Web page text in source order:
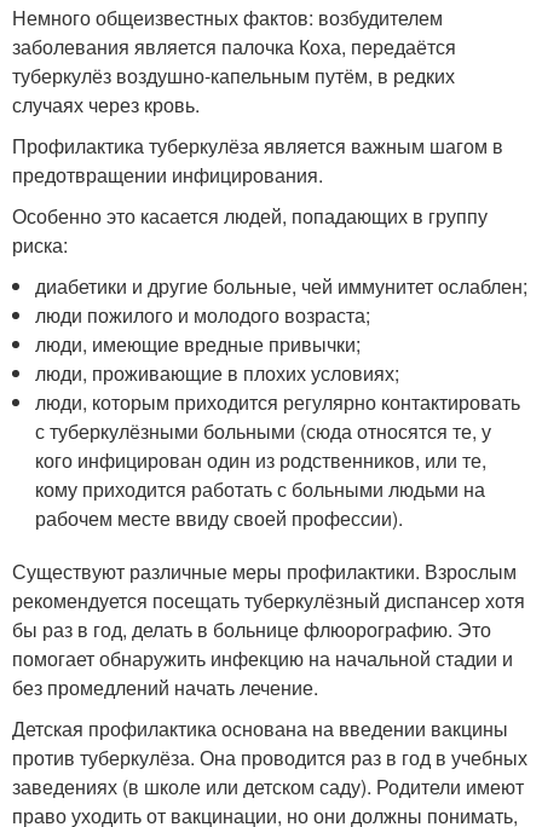
Немного общеизвестных фактов: возбудителем
заболевания является палочка Коха, передаётся
туберкулёз воздушно-капельным путём, в редких
случаях через кровь.
Профилактика туберкулёза является важным шагом в
предотвращении инфицирования.
Особенно это касается людей, попадающих в группу
риска:
диабетики и другие больные, чей иммунитет ослаблен;
люди пожилого и молодого возраста;
люди, имеющие вредные привычки;
люди, проживающие в плохих условиях;
люди, которым приходится регулярно контактировать
с туберкулёзными больными (сюда относятся те, у
кого инфицирован один из родственников, или те,
кому приходится работать с больными людьми на
рабочем месте ввиду своей профессии).
Существуют различные меры профилактики. Взрослым
рекомендуется посещать туберкулёзный диспансер хотя
бы раз в год, делать в больнице флюорографию. Это
помогает обнаружить инфекцию на начальной стадии и
без промедлений начать лечение.
Детская профилактика основана на введении вакцины
против туберкулёза. Она проводится раз в год в учебных
заведениях (в школе или детском саду). Родители имеют
право уходить от вакцинации, но они должны понимать,